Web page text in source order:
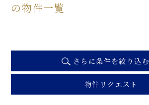
路線・駅名から探す
プラウドフラット
各種手続き
の物件一覧
さらに条件を絞り込む
物件リクエスト